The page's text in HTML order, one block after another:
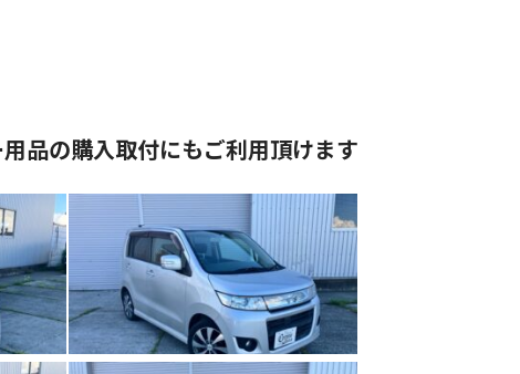
品の購入取付にもご利用頂けます